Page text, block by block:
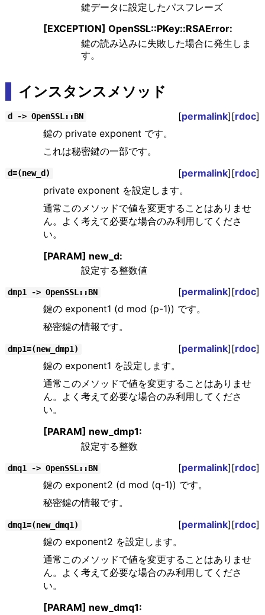
鍵データに設定したパスフレーズ
[EXCEPTION] OpenSSL::PKey::RSAError:
鍵の読み込みに失敗した場合に発生しま
す。
インスタンスメソッド
d -> OpenSSL::BN [permalink][rdoc]
鍵の private exponent です。
これは秘密鍵の一部です。
d=(new_d) [permalink][rdoc]
private exponent を設定します。
通常このメソッドで値を変更することはありませ
ん。よく考えて必要な場合のみ利用してくださ
い。
[PARAM] new_d:
設定する整数値
dmp1 -> OpenSSL::BN [permalink][rdoc]
鍵の exponent1 (d mod (p-1)) です。
秘密鍵の情報です。
dmp1=(new_dmp1) [permalink][rdoc]
鍵の exponent1 を設定します。
通常このメソッドで値を変更することはありませ
ん。よく考えて必要な場合のみ利用してくださ
い。
[PARAM] new_dmp1:
設定する整数
dmq1 -> OpenSSL::BN [permalink][rdoc]
鍵の exponent2 (d mod (q-1)) です。
秘密鍵の情報です。
dmq1=(new_dmq1) [permalink][rdoc]
鍵の exponent2 を設定します。
通常このメソッドで値を変更することはありませ
ん。よく考えて必要な場合のみ利用してくださ
い。
[PARAM] new_dmq1: